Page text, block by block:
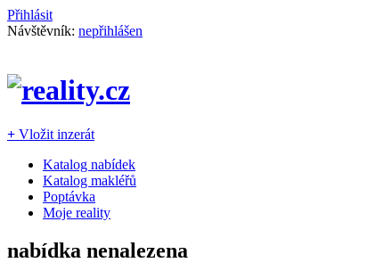
Přihlásit
Návštěvník: nepřihlášen
+ Vložit inzerát
Katalog nabídek
Katalog makléřů
Poptávka
Moje reality
nabídka nenalezena